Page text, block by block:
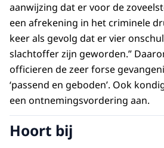
aanwijzing dat er voor de
een afrekening in het criminele
keer als gevolg dat er vier
slachtoffer zijn geworden.”
officieren de zeer forse
‘passend en geboden’. Ook
een ontnemingsvordering aan.
Hoort bij